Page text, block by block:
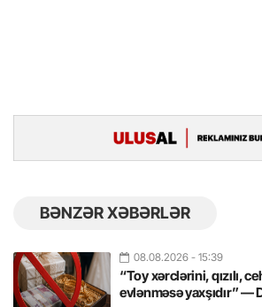
BƏNZƏR XƏBƏRLƏR
08.08.2026 - 15:39
“Toy xərclərini, qızılı,
evlənməsə yaxşıdır” —